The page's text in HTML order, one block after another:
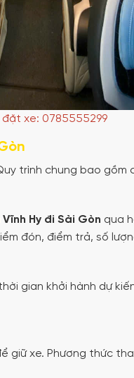
đặt xe: 0785555299
trình chung bao gồm
Vĩnh Hy đi Sài Gòn qua
đón, điểm trả, số
gian khởi hành dự
giữ xe. Phương thức